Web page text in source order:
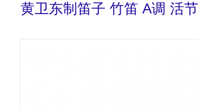
黄卫东制笛子 竹笛 A调 活节